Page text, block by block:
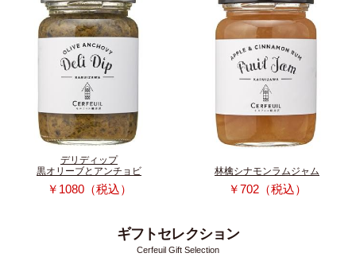
デリディップ
黒オリーブとアンチョビ
￥1080（税込）
林檎シナモンラムジャム
￥702（税込）
ギフトセレクション
Cerfeuil Gift Selection